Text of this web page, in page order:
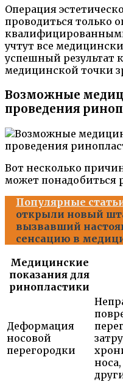
Операция
проводиться только
учтут все
успешный результат
медицинской точки
Возможные
проведения
Вот несколько
может понадобиться
Популярные
открыли новый
вызвавший
сенсацию в
Медицинские
показания для
ринопластики
Деформация
носовой
перегородки